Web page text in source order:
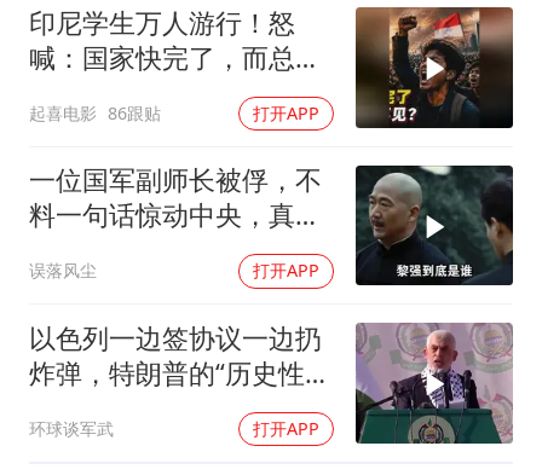
郑丽文：台湾从来没有“独立”过
梁家辉百花奖演讲落泪
WTT瑞典大满贯女单签表出炉
印尼学生万人游行！怒
喊：国家快完了，而总统
起喜电影 86跟贴 打开APP
一位国军副师长被俘，不
料一句话惊动中央，真实
误落风尘 打开APP
以色列一边签协议一边扔
炸弹，特朗普的“历史性协
环球谈军武 打开APP